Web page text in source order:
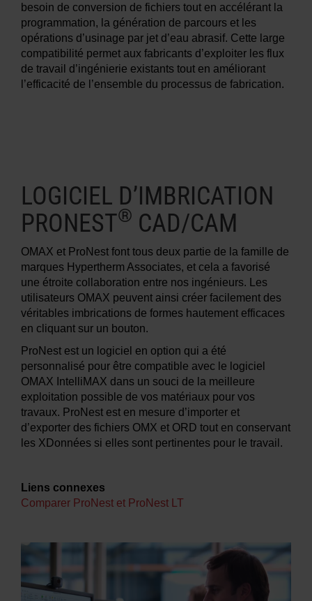
besoin de conversion de fichiers tout en accélérant la
programmation, la génération de parcours et les
opérations d’usinage par jet d’eau abrasif. Cette large
compatibilité permet aux fabricants d’exploiter les flux
de travail d’ingénierie existants tout en améliorant
l’efficacité de l’ensemble du processus de fabrication.
LOGICIEL D’IMBRICATION
PRONEST® CAD/CAM
OMAX et ProNest font tous deux partie de la famille de
marques Hypertherm Associates, et cela a favorisé
une étroite collaboration entre nos ingénieurs. Les
utilisateurs OMAX peuvent ainsi créer facilement des
véritables imbrications de formes hautement efficaces
en cliquant sur un bouton.
ProNest est un logiciel en option qui a été
personnalisé pour être compatible avec le logiciel
OMAX IntelliMAX dans un souci de la meilleure
exploitation possible de vos matériaux pour vos
travaux. ProNest est en mesure d’importer et
d’exporter des fichiers OMX et ORD tout en conservant
les XDonnées si elles sont pertinentes pour le travail.
Liens connexes
Comparer ProNest et ProNest LT